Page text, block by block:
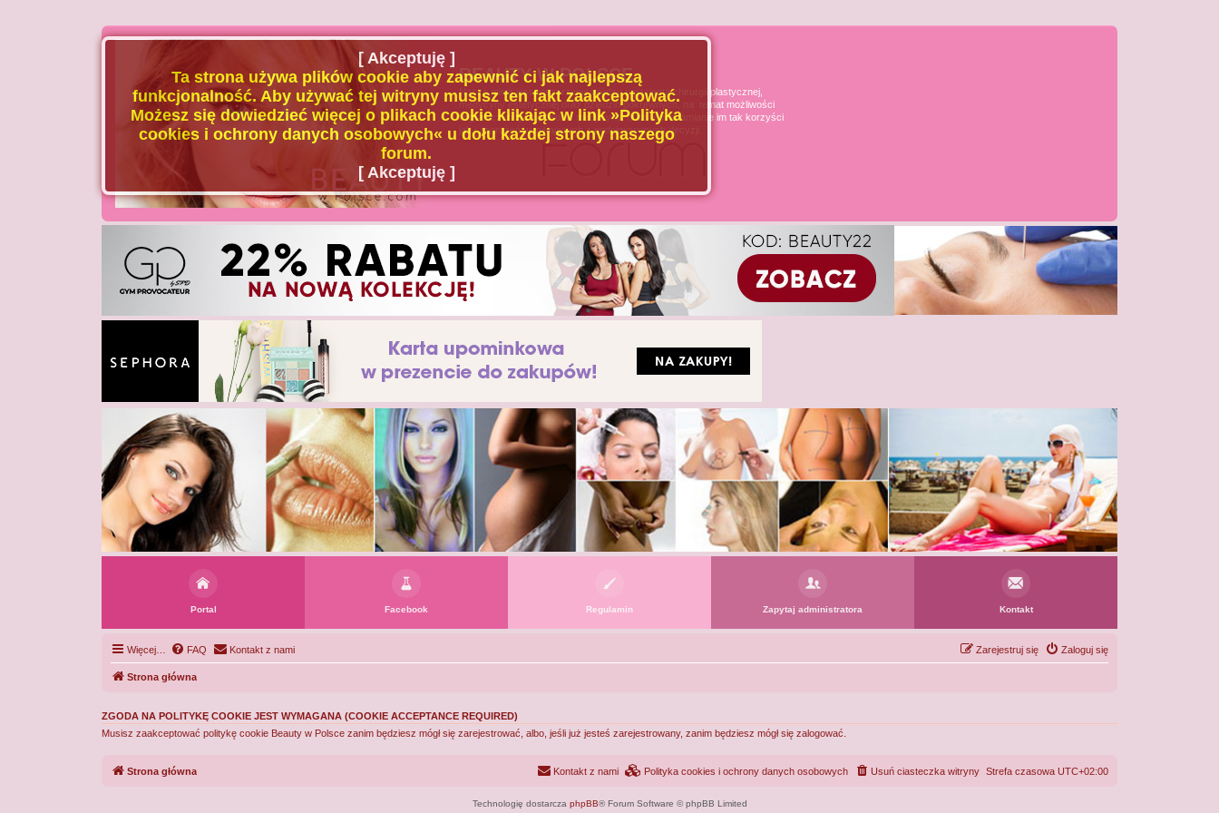
BEAUTY W POLSCE
Naszą misją jest poszerzanie wiedzy u pacjenta chirurgii plastycznej,
medycyny estetycznej oraz dziedzin pokrewnych, na temat możliwości
i ograniczeń tych dziedzin medycyny, oraz uświadamianie im tak korzyści
jak i zagrożeń wynikających z podejmowanych decyzji.
Portal Facebook Regulamin Zapytaj administratora Kontakt
Więcej… FAQ Kontakt z nami Zaloguj się
Zarejestruj się
Strona główna
ZGODA NA POLITYKĘ COOKIE JEST WYMAGANA (COOKIE ACCEPTANCE REQUIRED)
Musisz zaakceptować politykę cookie Beauty w Polsce zanim będziesz mógł się zarejestrować, albo, jeśli już jesteś zarejestrowany, zanim będziesz mógł się zalogować.
[ Akceptuję ]
Ta strona używa plików cookie aby zapewnić ci jak najlepszą
funkcjonalność. Aby używać tej witryny musisz ten fakt zaakceptować.
Możesz się dowiedzieć więcej o plikach cookie klikając w link »Polityka
cookies i ochrony danych osobowych« u dołu każdej strony naszego
forum.
[ Akceptuję ]
Strona główna Strefa czasowa UTC+02:00
Usuń ciasteczka witryny
Polityka cookies i ochrony danych osobowych
Kontakt z nami
Technologię dostarcza phpBB® Forum Software © phpBB Limited